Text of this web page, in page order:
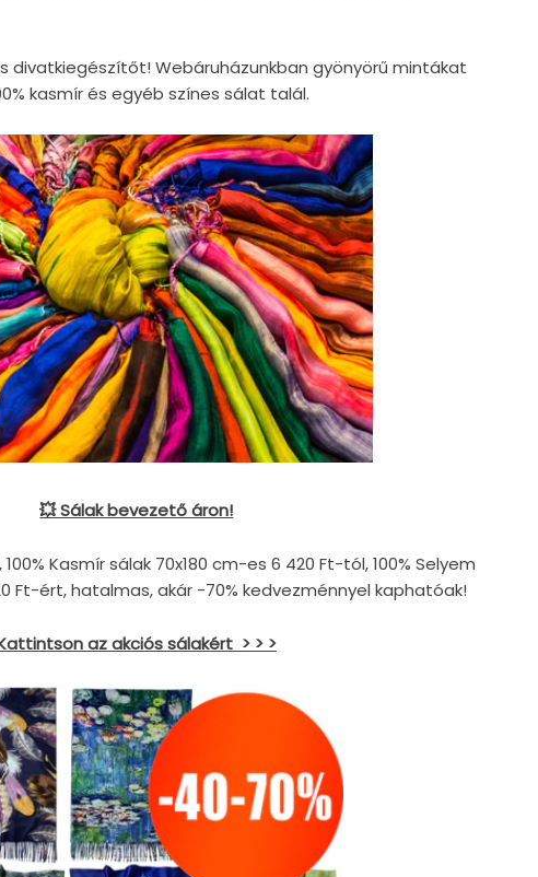
divatkiegészítőt! Webáruházunkban gyönyörű mintákat
kasmír és egyéb színes sálat talál.
💥 Sálak bevezető áron!
Kasmír sálak 70x180 cm-es6 420 Ft-tól, 100% Selyem
Ft-ért, hatalmas, akár -70% kedvezménnyel kaphatóak!
az akciós sálakért > > >